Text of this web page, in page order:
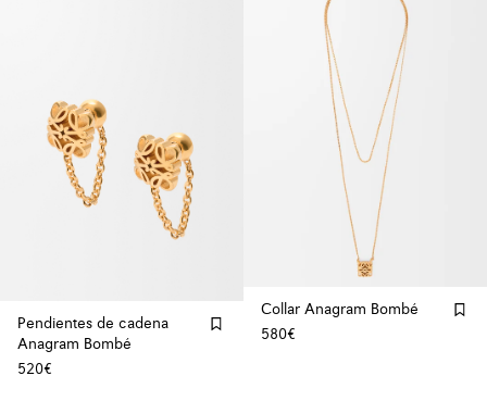
Pendientes de cadena
Anagram Bombé
520€
Collar Anagram Bombé
580€